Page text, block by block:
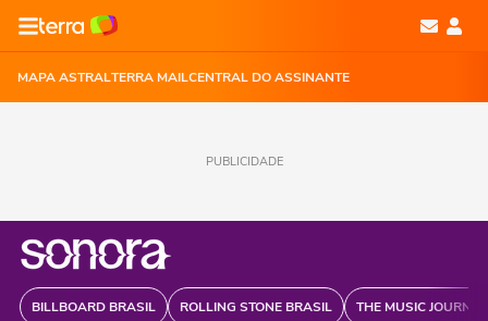
MAPA ASTRALTERRA MAILCENTRAL DO ASSINANTE
PUBLICIDADE
BILLBOARD BRASIL ROLLING STONE BRASIL THE MUSIC